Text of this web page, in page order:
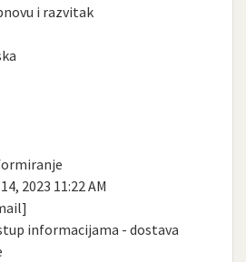
i razvitak
2023 11:22 AM
informacijama - dostava